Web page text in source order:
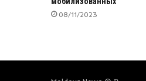
08/11/2023